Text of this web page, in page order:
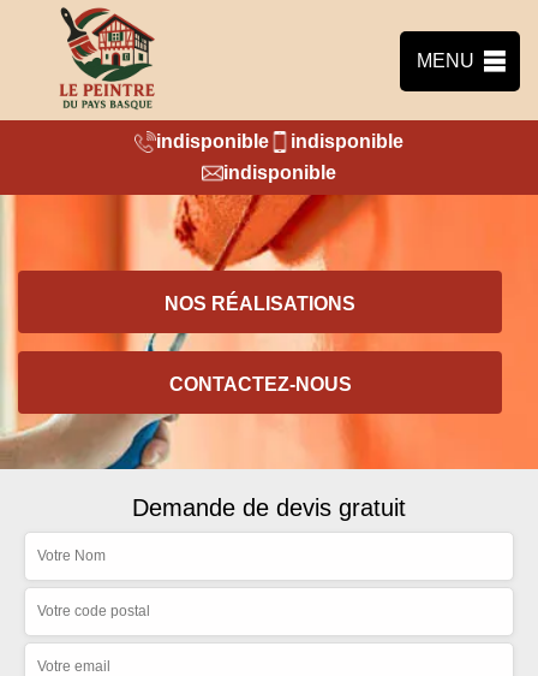
MENU
indisponible
indisponible
indisponible
NOS RÉALISATIONS
CONTACTEZ-NOUS
Demande de devis gratuit